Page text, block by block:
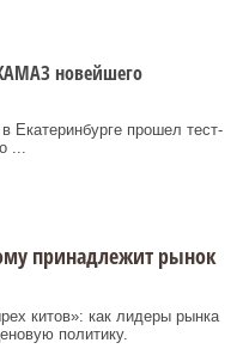
новейшего
Екатеринбурге прошел тест-
...
принадлежит рынок
китов»: как лидеры рынка
политику.